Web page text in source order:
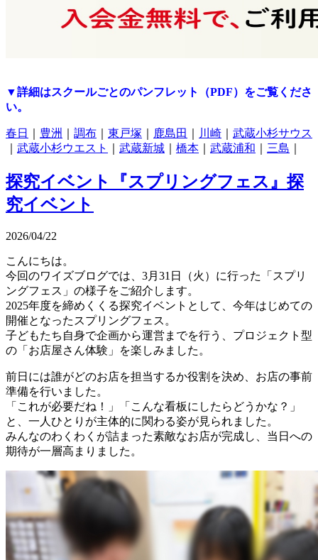
▼詳細はスクールごとのパンフレット（PDF）をご覧くださ
い。
春日 豊洲 調布 東戸塚 鹿島田 川崎
武蔵小杉サウス
武蔵小杉ウエスト 武蔵新城 橋本 武蔵浦和 三島
探究イベント『スプリングフェス』 探
究イベント
2026/04/22
こんにちは。
今回のワイズブログでは、3月31日（火）に行った「スプリ
ングフェス」の様子をご紹介します。
2025年度を締めくくる探究イベントとして、今年はじめての
開催となったスプリングフェス。
子どもたち自身で企画から運営までを行う、プロジェクト型
の「お店屋さん体験」を楽しみました。
前日には誰がどのお店を担当するか役割を決め、お店の事前
準備を行いました。
「これが必要だね！」「こんな看板にしたらどうかな？」
と、一人ひとりが主体的に関わる姿が見られました。
みんなのわくわくが詰まった素敵なお店が完成し、当日への
期待が一層高まりました。